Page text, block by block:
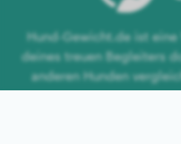
Hund-Gewicht.de ist eine
deines treuen Begleiters
anderen Hunden
gesundes Wachstum